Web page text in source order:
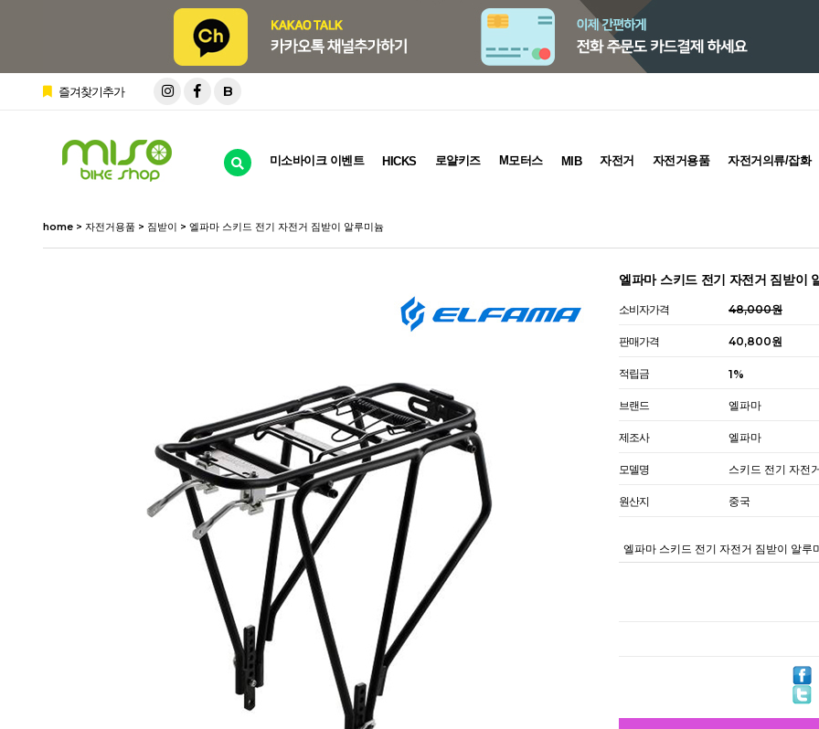
즐겨찾기추가 B
미소바이크 이벤트 HICKS 로얄키즈 M모터스 MIB 자전거 자전거용품 자전거의류/잡화
home > 자전거용품 > 짐받이 > 엘파마 스키드 전기 자전거 짐받이 알루미늄
엘파마 스키드 전기 자전거 짐받이
소비자가격 48,000원
판매가격 40,800원
적립금 1%
브랜드 엘파마
제조사 엘파마
모델명 스키드 전기 자전
원산지 중국
엘파마 스키드 전기 자전거 짐받이 알루